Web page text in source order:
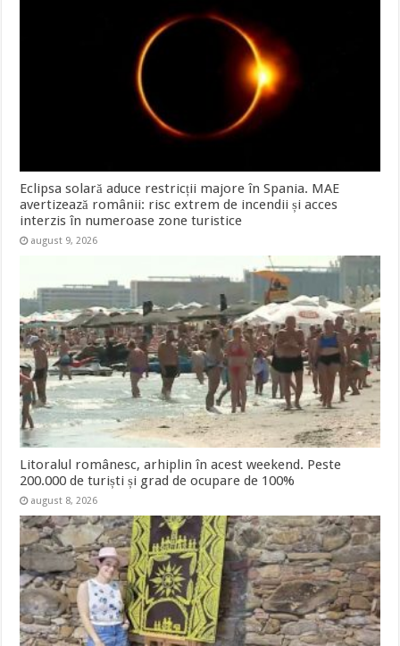
Eclipsa solară aduce restricții majore în Spania. MAE
avertizează românii: risc extrem de incendii și acces
interzis în numeroase zone turistice
august 9, 2026
Litoralul românesc, arhiplin în acest weekend. Peste
200.000 de turiști și grad de ocupare de 100%
august 8, 2026